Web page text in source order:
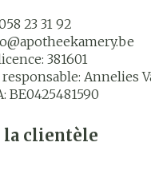
23 31 92
apotheekamery.be
381601
Annelies
BE0425481590
la clientèle